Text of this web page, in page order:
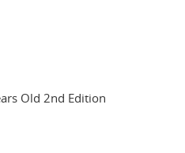
Old 2nd Edition